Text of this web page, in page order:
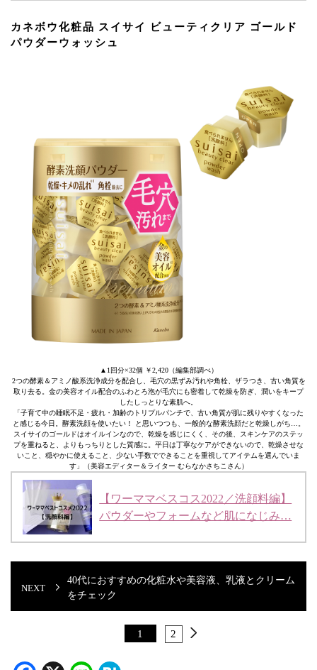
カネボウ化粧品 スイサイ ビューティクリア ゴールド
パウダーウォッシュ
▲1回分×32個 ￥2,420（編集部調べ）
2つの酵素＆アミノ酸系洗浄成分を配合し、毛穴の黒ずみ汚れや角栓、ザラつき、古い角質を
取り去る。金の美容オイル配合のふわとろ泡が毛穴にも密着して乾燥を防ぎ、潤いをキープ
したしっとりな素肌へ。
「子育て中の睡眠不足・疲れ・加齢のトリプルパンチで、古い角質が肌に残りやすくなった
と感じる今日。酵素洗顔を使いたい！ と思いつつも、一般的な酵素洗顔だと乾燥しがち…。
スイサイのゴールドはオイルインなので、乾燥を感じにくく、その後、スキンケアのステッ
プを重ねると、よりもっちりとした質感に。平日は丁寧なケアができないので、乾燥させな
いこと、穏やかに使えること、少ない手数でできることを重視してアイテムを選んでいま
す」（美容エディター＆ライター むらなかさちこさん）
【ワーママベスコス2022／洗顔料編】
パウダーやフォームなど肌になじみ…
40代におすすめの化粧水や美容液、乳液とクリーム
をチェック
1 2